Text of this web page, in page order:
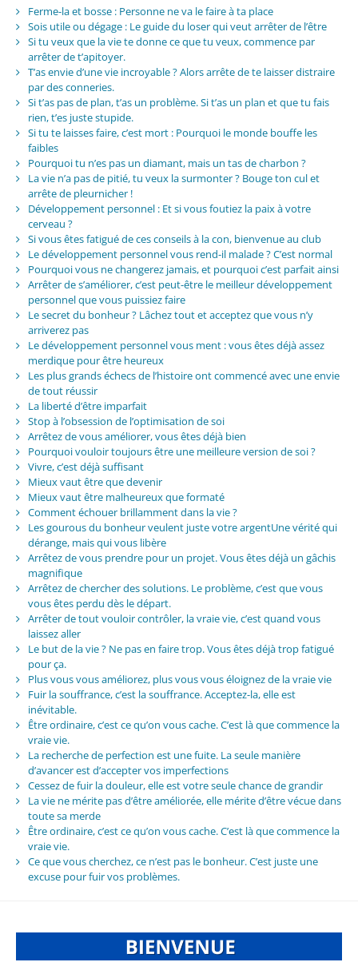
Ferme-la et bosse : Personne ne va le faire à ta place
Sois utile ou dégage : Le guide du loser qui veut arrêter de l’être
Si tu veux que la vie te donne ce que tu veux, commence par
arrêter de t’apitoyer.
T’as envie d’une vie incroyable ? Alors arrête de te laisser distraire
par des conneries.
Si t’as pas de plan, t’as un problème. Si t’as un plan et que tu fais
rien, t’es juste stupide.
Si tu te laisses faire, c’est mort : Pourquoi le monde bouffe les
faibles
Pourquoi tu n’es pas un diamant, mais un tas de charbon ?
La vie n’a pas de pitié, tu veux la surmonter ? Bouge ton cul et
arrête de pleurnicher !
Développement personnel : Et si vous foutiez la paix à votre
cerveau ?
Si vous êtes fatigué de ces conseils à la con, bienvenue au club
Le développement personnel vous rend-il malade ? C’est normal
Pourquoi vous ne changerez jamais, et pourquoi c’est parfait ainsi
Arrêter de s’améliorer, c’est peut-être le meilleur développement
personnel que vous puissiez faire
Le secret du bonheur ? Lâchez tout et acceptez que vous n’y
arriverez pas
Le développement personnel vous ment : vous êtes déjà assez
merdique pour être heureux
Les plus grands échecs de l’histoire ont commencé avec une envie
de tout réussir
La liberté d’être imparfait
Stop à l’obsession de l’optimisation de soi
Arrêtez de vous améliorer, vous êtes déjà bien
Pourquoi vouloir toujours être une meilleure version de soi ?
Vivre, c’est déjà suffisant
Mieux vaut être que devenir
Mieux vaut être malheureux que formaté
Comment échouer brillamment dans la vie ?
Les gourous du bonheur veulent juste votre argentUne vérité qui
dérange, mais qui vous libère
Arrêtez de vous prendre pour un projet. Vous êtes déjà un gâchis
magnifique
Arrêtez de chercher des solutions. Le problème, c’est que vous
vous êtes perdu dès le départ.
Arrêter de tout vouloir contrôler, la vraie vie, c’est quand vous
laissez aller
Le but de la vie ? Ne pas en faire trop. Vous êtes déjà trop fatigué
pour ça.
Plus vous vous améliorez, plus vous vous éloignez de la vraie vie
Fuir la souffrance, c’est la souffrance. Acceptez-la, elle est
inévitable.
Être ordinaire, c’est ce qu’on vous cache. C’est là que commence la
vraie vie.
La recherche de perfection est une fuite. La seule manière
d’avancer est d’accepter vos imperfections
Cessez de fuir la douleur, elle est votre seule chance de grandir
La vie ne mérite pas d’être améliorée, elle mérite d’être vécue dans
toute sa merde
Être ordinaire, c’est ce qu’on vous cache. C’est là que commence la
vraie vie.
Ce que vous cherchez, ce n’est pas le bonheur. C’est juste une
excuse pour fuir vos problèmes.